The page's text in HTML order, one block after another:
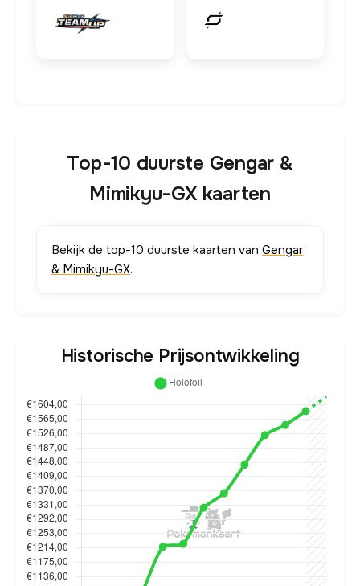
Top-10 duurste Gengar &
Mimikyu-GX kaarten
Bekijk de top-10 duurste kaarten van Gengar
& Mimikyu-GX.
Historische Prijsontwikkeling